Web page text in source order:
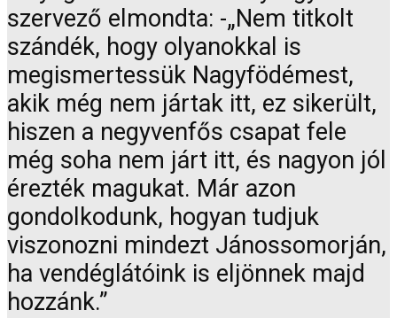
szervező elmondta: -„Nem titkolt
szándék, hogy olyanokkal is
megismertessük Nagyfödémest,
akik még nem jártak itt, ez sikerült,
hiszen a negyvenfős csapat fele
még soha nem járt itt, és nagyon jól
érezték magukat. Már azon
gondolkodunk, hogyan tudjuk
viszonozni mindezt Jánossomorján,
ha vendéglátóink is eljönnek majd
hozzánk.”